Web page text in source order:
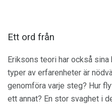
Ett ord från
Eriksons teori har också
typer av erfarenheter är
genomföra varje steg? Hur
ett annat? En stor svaghet i